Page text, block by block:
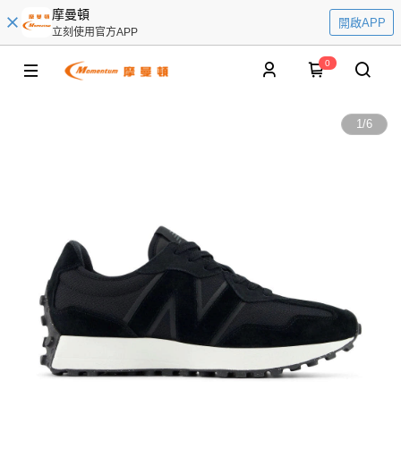
摩曼頓
立刻使用官方APP
開啟APP
0
1/6